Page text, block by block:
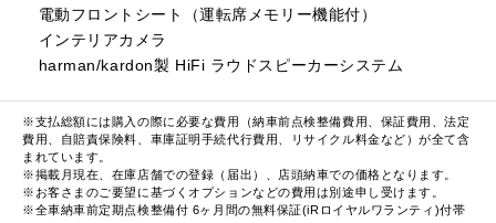
電動フロントシート（運転席メモリー機能付）
インテリアカメラ
harman/kardon製 HiFi ラウドスピーカーシステム
※支払総額には購入の際に必要な費用（納車前点検整備費用、保証費用、法定
費用、自賠責保険料、車庫証明手続代行費用、リサイクル料金など）が全て含
まれています。
※掲載月現在、在庫店舗での登録（届出）、店頭納車での価格となります。
※お客さまのご要望に基づくオプションなどの費用は別途申し受けます。
※全車納車前定期点検整備付 6ヶ月間の無料保証(iRロイヤルワランティ)付帯